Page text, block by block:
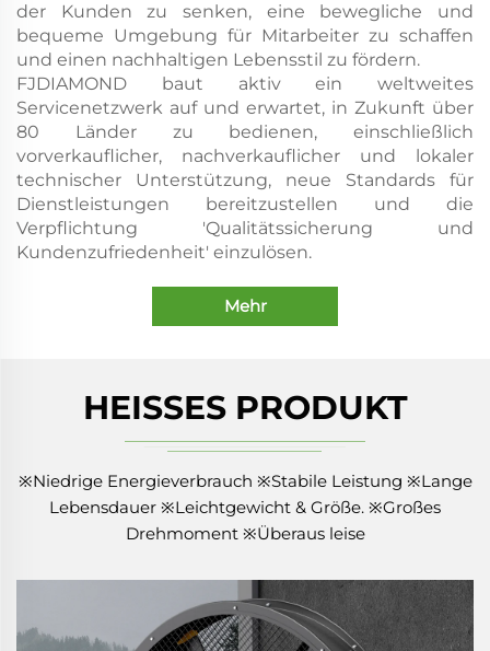
der Kunden zu senken, eine bewegliche und
bequeme Umgebung für Mitarbeiter zu schaffen
und einen nachhaltigen Lebensstil zu fördern.
FJDIAMOND baut aktiv ein weltweites
Servicenetzwerk auf und erwartet, in Zukunft über
80 Länder zu bedienen, einschließlich
vorverkauflicher, nachverkauflicher und lokaler
technischer Unterstützung, neue Standards für
Dienstleistungen bereitzustellen und die
Verpflichtung 'Qualitätssicherung und
Kundenzufriedenheit' einzulösen.
Mehr
HEISSES PRODUKT
※Niedrige Energieverbrauch ※Stabile Leistung ※Lange
Lebensdauer ※Leichtgewicht & Größe. ※Großes
Drehmoment ※Überaus leise